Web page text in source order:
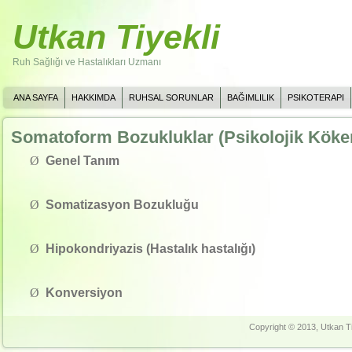
Utkan Tiyekli
Ruh Sağlığı ve Hastalıkları Uzmanı
ANA SAYFA HAKKIMDA RUHSAL SORUNLAR BAĞIMLILIK PSIKOTERAPI
Somatoform Bozukluklar (Psikolojik
Ø Genel Tanım
Ø Somatizasyon Bozukluğu
Ø Hipokondriyazis (Hastalık hastalığı)
Ø Konversiyon
Copyright © 2013, Utkan